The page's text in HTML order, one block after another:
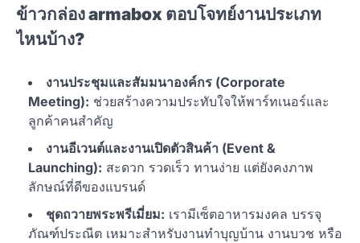
ข้าวกล่อง armabox ตอบโจทย์งานประเภท
ไหนบ้าง?
งานประชุมและสัมมนาองค์กร (Corporate
Meeting): ช่วยสร้างความประทับใจให้พาร์ทเนอร์และ
ลูกค้าคนสำคัญ
งานอีเวนต์และงานเปิดตัวสินค้า (Event &
Launching): สะดวก รวดเร็ว ทานง่าย แต่ยังคงภาพ
ลักษณ์ที่ดีของแบรนด์
ชุดถวายพระพรีเมี่ยม: เรามีเซ็ตอาหารมงคล บรรจุ
ภัณฑ์ประณีต เหมาะสำหรับงานทำบุญบ้าน งานบวช หรือ